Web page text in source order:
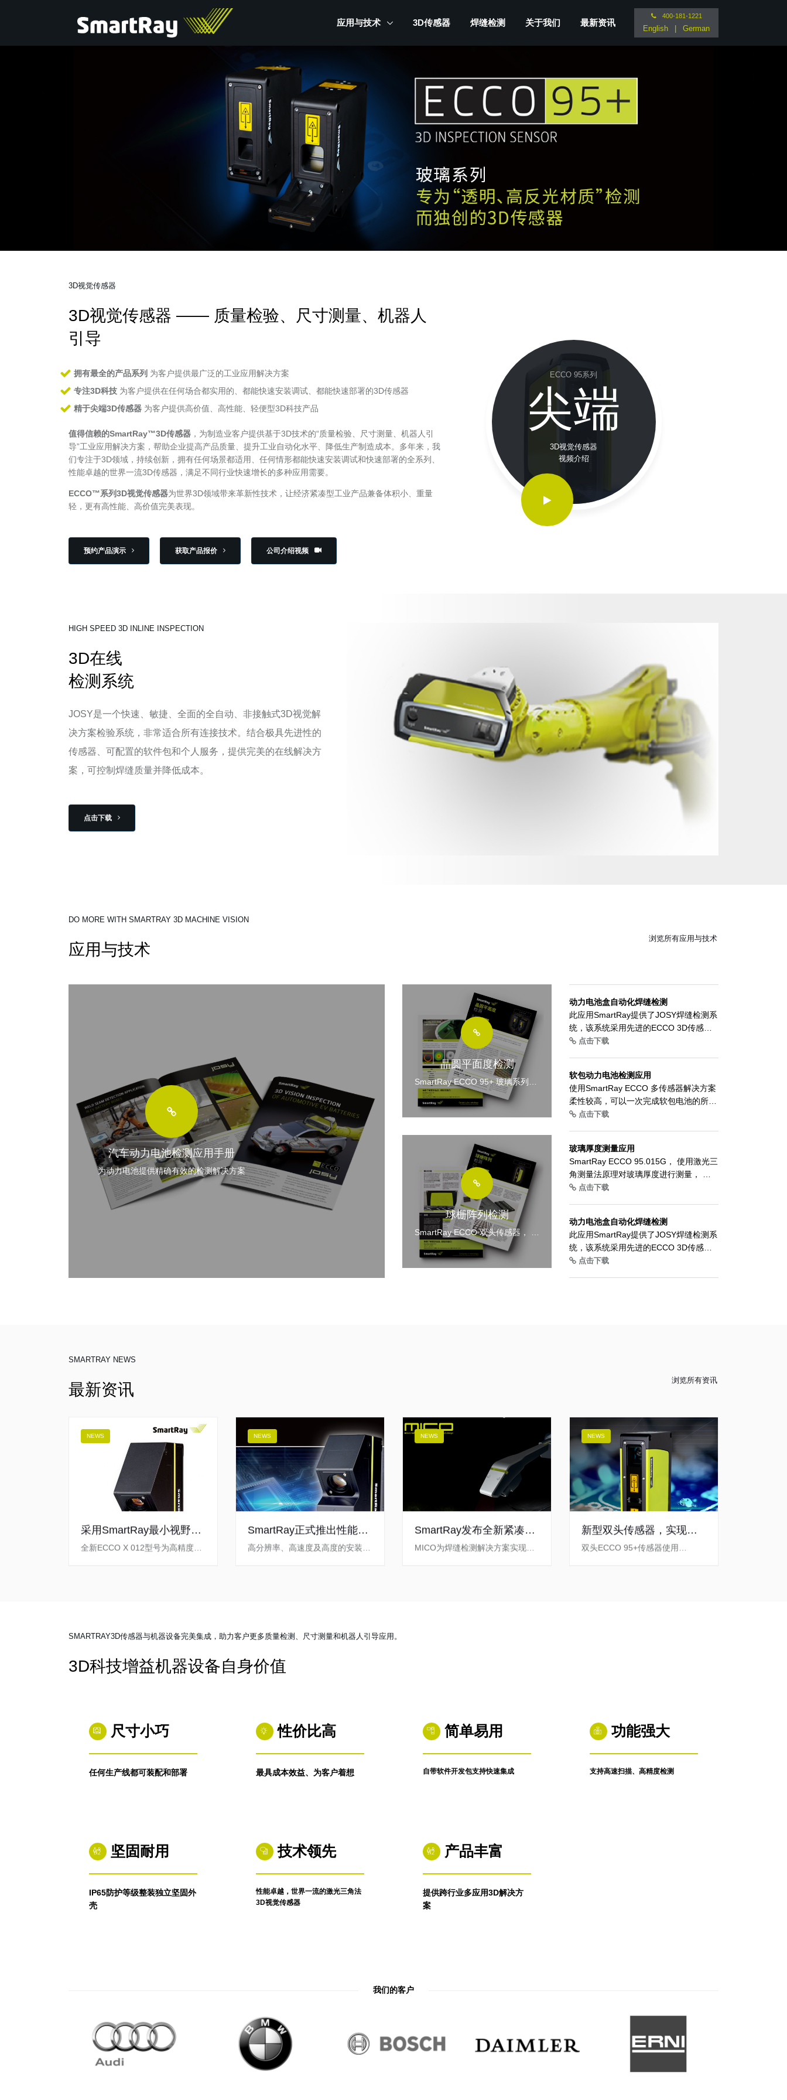
应用与技术 3D传感器 焊缝检测 关于我们 最新资讯
400-181-1221
English German
3D视觉传感器
3D视觉传感器 —— 质量检验、尺寸测量、机器人
引导
拥有最全的产品系列 为客户提供最广泛的工业应用解决方案
专注3D科技 为客户提供在任何场合都实用的、都能快速安装调试、都能快速部署的3D传感器
精于尖端3D传感器 为客户提供高价值、高性能、轻便型3D科技产品
值得信赖的SmartRay™3D传感器 ，为制造业客户提供基于3D技术的“质量检验、尺寸测量、机器人引
导”工业应用解决方案，帮助企业提高产品质量、提升工业自动化水平、降低生产制造成本。多年来，我
们专注于3D领域，持续创新，拥有任何场景都适用、任何情形都能快速安装调试和快速部署的全系列、
性能卓越的世界一流3D传感器，满足不同行业快速增长的多种应用需要。
ECCO™系列3D视觉传感器为世界3D领域带来革新性技术，让经济紧凑型工业产品兼备体积小、重量
轻，更有高性能、高价值完美表现。
预约产品演示 获取产品报价 公司介绍视频
ECCO 95系列
尖端
3D视觉传感器
视频介绍
HIGH SPEED 3D INLINE INSPECTION
3D在线
检测系统
JOSY是一个快速、敏捷、全面的全自动、非接触式3D视觉解
决方案检验系统，非常适合所有连接技术。结合极具先进性的
传感器、可配置的软件包和个人服务，提供完美的在线解决方
案，可控制焊缝质量并降低成本。
点击下载
DO MORE WITH SMARTRAY 3D MACHINE VISION
应用与技术
浏览所有应用与技术
汽车动力电池检测应用手册
为动力电池提供精确有效的检测解决方案
晶圆平面度检测
SmartRay ECCO 95+ 玻璃系列3D
视觉传感器，可以满足晶圆的无
损、高速、且高精度的在线检测需
求。
球栅阵列检测
SmartRay ECCO 双头传感器， 可
以在球栅阵列BGA封装检测应用中
解决扫描阴影问题，从而使传感器
扫描区域更广，确保以所需的精度
动力电池盒自动化焊缝检测
此应用SmartRay提供了JOSY焊缝检测系
统，该系统采用先进的ECCO 3D传感
器。保证所有电池盒焊缝的质量。
点击下载
软包动力电池检测应用
使用SmartRay ECCO 多传感器解决方案
柔性较高，可以一次完成软包电池的所有
检测。缩短了检测时间，提升生产效率，
点击下载
玻璃厚度测量应用
SmartRay ECCO 95.015G， 使用激光三
角测量法原理对玻璃厚度进行测量， 大
大降低了成本， 同时提高了生产效率。
点击下载
动力电池盒自动化焊缝检测
此应用SmartRay提供了JOSY焊缝检测系
统，该系统采用先进的ECCO 3D传感
器。保证所有电池盒焊缝的质量。
点击下载
SMARTRAY NEWS
最新资讯 浏览所有资讯
NEWS
采用SmartRay最小视野
ECCO X 012 3D传感器实
全新ECCO X 012型号为高精度自
NEWS
SmartRay正式推出性能卓
越的ECCO X 3D传感器
高分辨率、高速度及高度的安装灵
NEWS
SmartRay发布全新紧凑型
3D传感器MICO
MICO为焊缝检测解决方案实现技
NEWS
新型双头传感器，实现无
阴影扫描和最佳可见性
双头ECCO 95+传感器使用
SMARTRAY3D传感器与机器设备完美集成，助力客户更多质量检测、尺寸测量和机器人引导应用。
3D科技增益机器设备自身价值
尺寸小巧
任何生产线都可装配和部署
性价比高
最具成本效益、为客户着想
简单易用
自带软件开发包支持快速集成
功能强大
支持高速扫描、高精度检测
坚固耐用
IP65防护等级整装独立坚固外
壳
技术领先
性能卓越，世界一流的激光三角法
3D视觉传感器
产品丰富
提供跨行业多应用3D解决方
案
我们的客户